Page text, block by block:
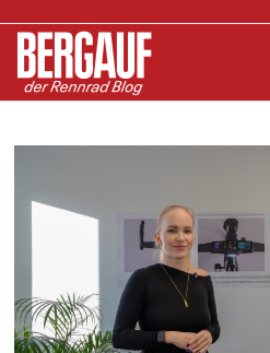
zum
Inhalt